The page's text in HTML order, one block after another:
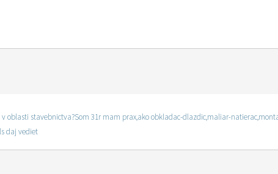
oblasti stavebnictva?Som 31r mam prax,ako obkladac-dlazdic,maliar-
daj vediet